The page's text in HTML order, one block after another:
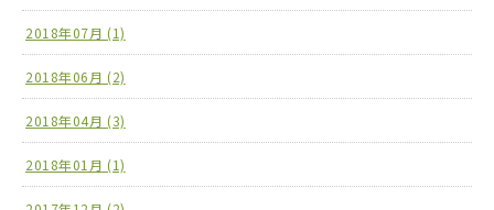
2018年07月 (1)
2018年06月 (2)
2018年04月 (3)
2018年01月 (1)